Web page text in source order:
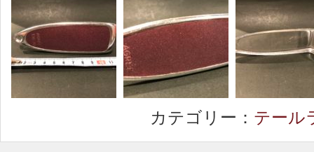
カテゴリー： テール